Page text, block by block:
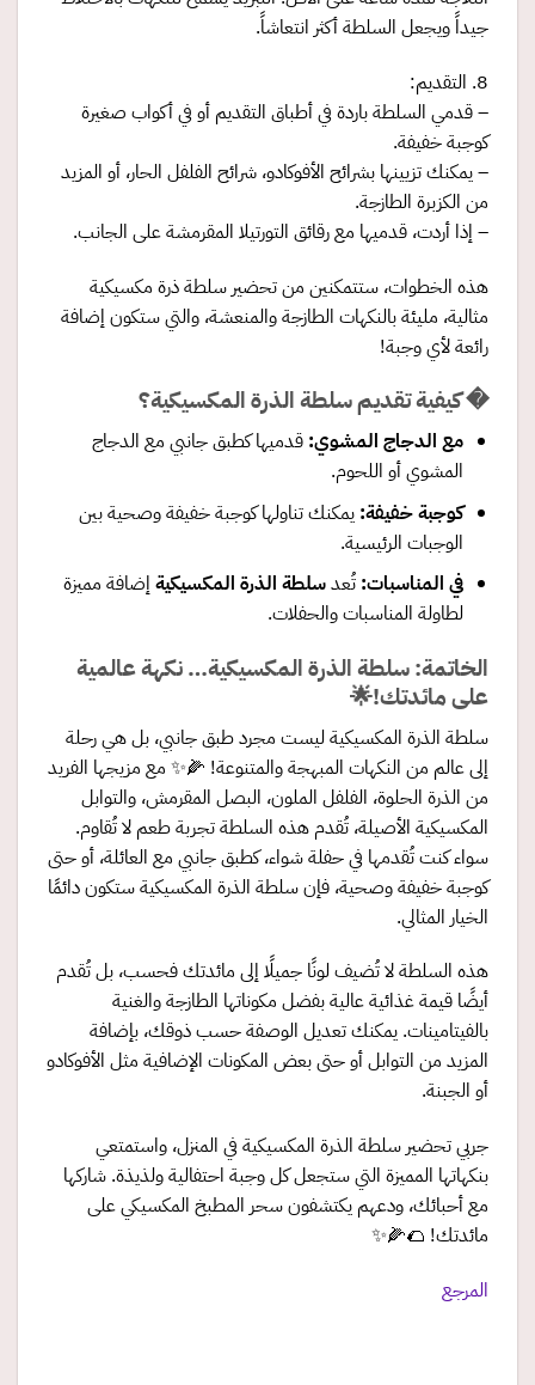
جيداً ويجعل السلطة أكثر انتعاشاً.
8. التقديم:
– قدمي السلطة باردة في أطباق التقديم أو في أكواب صغيرة
كوجبة خفيفة.
– يمكنك تزيينها بشرائح الأفوكادو، شرائح الفلفل الحار، أو المزيد
من الكزبرة الطازجة.
– إذا أردت، قدميها مع رقائق التورتيلا المقرمشة على الجانب.
هذه الخطوات، ستتمكنين من تحضير سلطة ذرة مكسيكية
مثالية، مليئة بالنكهات الطازجة والمنعشة، والتي ستكون إضافة
رائعة لأي وجبة!
� كيفية تقديم سلطة الذرة المكسيكية؟
مع الدجاج المشوي: قدميها كطبق جانبي مع الدجاج
المشوي أو اللحوم.
كوجبة خفيفة: يمكنك تناولها كوجبة خفيفة وصحية بين
الوجبات الرئيسية.
في المناسبات: تُعدسلطة الذرة المكسيكيةإضافة مميزة
لطاولة المناسبات والحفلات.
الخاتمة: سلطة الذرة المكسيكية… نكهة عالمية
على مائدتك!🌟
سلطة الذرة المكسيكية ليست مجرد طبق جانبي، بل هي رحلة
إلى عالم من النكهات المبهجة والمتنوعة! 🌽✨ مع مزيجها الفريد
من الذرة الحلوة، الفلفل الملون، البصل المقرمش، والتوابل
المكسيكية الأصيلة، تُقدم هذه السلطة تجربة طعم لا تُقاوم.
سواء كنت تُقدمها في حفلة شواء، كطبق جانبي مع العائلة، أو حتى
كوجبة خفيفة وصحية، فإن سلطة الذرة المكسيكية ستكون دائمًا
الخيار المثالي.
هذه السلطة لا تُضيف لونًا جميلًا إلى مائدتك فحسب، بل تُقدم
أيضًا قيمة غذائية عالية بفضل مكوناتها الطازجة والغنية
بالفيتامينات. يمكنك تعديل الوصفة حسب ذوقك، بإضافة
المزيد من التوابل أو حتى بعض المكونات الإضافية مثل الأفوكادو
أو الجبنة.
جربي تحضير سلطة الذرة المكسيكية في المنزل، واستمتعي
بنكهاتها المميزة التي ستجعل كل وجبة احتفالية ولذيذة. شاركها
مع أحبائك، ودعهم يكتشفون سحر المطبخ المكسيكي على
مائدتك! 🌮🌽✨
المرجع